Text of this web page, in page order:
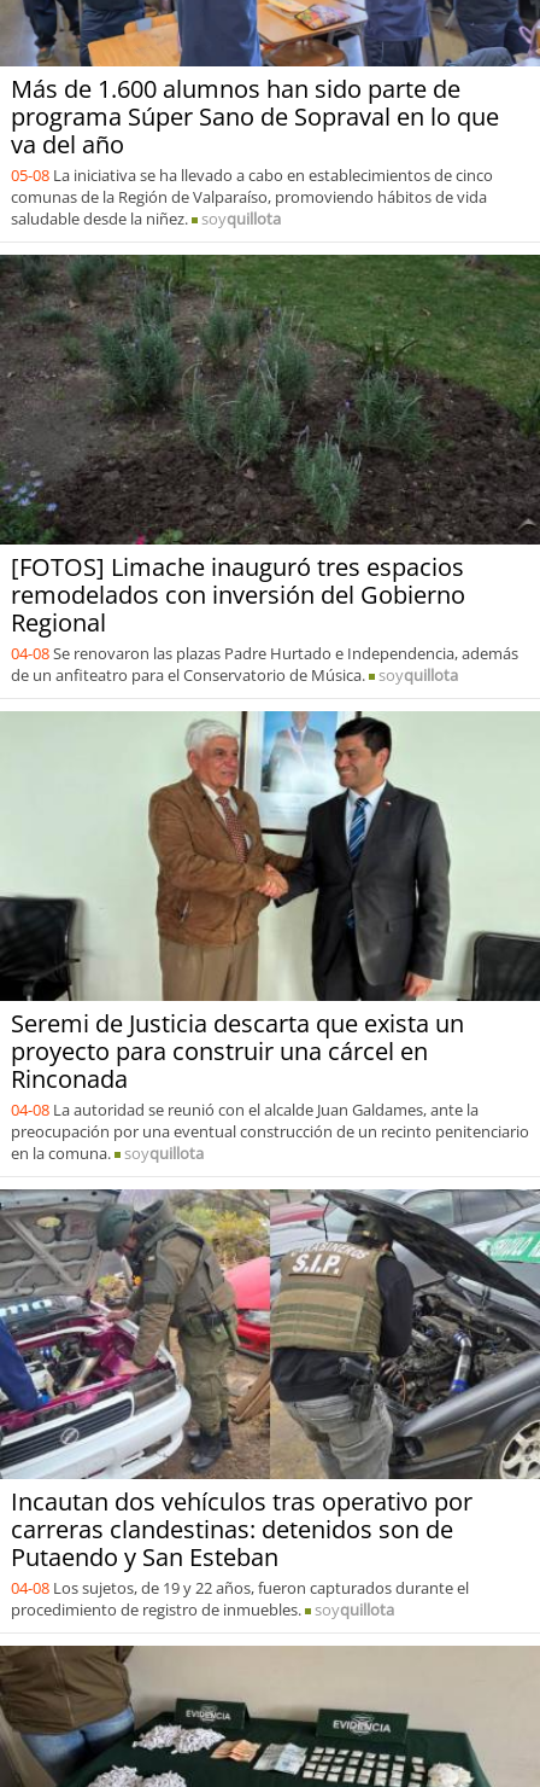
Más de 1.600 alumnos han sido parte de
programa Súper Sano de Sopraval en lo que
va del año
05-08 La iniciativa se ha llevado a cabo en establecimientos de cinco
comunas de la Región de Valparaíso, promoviendo hábitos de vida
saludable desde la niñez.
soyquillota
[FOTOS] Limache inauguró tres espacios
remodelados con inversión del Gobierno
Regional
04-08Se renovaron las plazas Padre Hurtado e Independencia, además
de un anfiteatro para el Conservatorio de Música.
soyquillota
Seremi de Justicia descarta que exista un
proyecto para construir una cárcel en
Rinconada
04-08 La autoridad se reunió con el alcalde Juan Galdames, ante la
preocupación por una eventual construcción de un recinto penitenciario
en la comuna.
soyquillota
Incautan dos vehículos tras operativo por
carreras clandestinas: detenidos son de
Putaendo y San Esteban
04-08 Los sujetos, de 19 y 22 años, fueron capturados durante el
procedimiento de registro de inmuebles.
soyquillota